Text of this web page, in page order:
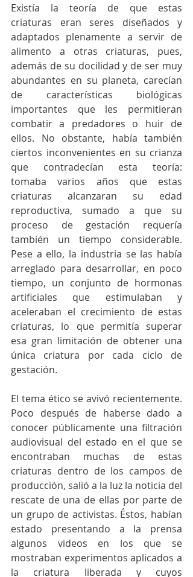
Existía la teoría de que estas
criaturas eran seres diseñados y
adaptados plenamente a servir de
alimento a otras criaturas, pues,
además de su docilidad y de ser muy
abundantes en su planeta, carecían
de características biológicas
importantes que les permitieran
combatir a predadores o huir de
ellos. No obstante, había también
ciertos inconvenientes en su crianza
que contradecían esta teoría:
tomaba varios años que estas
criaturas alcanzaran su edad
reproductiva, sumado a que su
proceso de gestación requería
también un tiempo considerable.
Pese a ello, la industria se las había
arreglado para desarrollar, en poco
tiempo, un conjunto de hormonas
artificiales que estimulaban y
aceleraban el crecimiento de estas
criaturas, lo que permitía superar
esa gran limitación de obtener una
única criatura por cada ciclo de
gestación.
El tema ético se avivó recientemente.
Poco después de haberse dado a
conocer públicamente una filtración
audiovisual del estado en el que se
encontraban muchas de estas
criaturas dentro de los campos de
producción, salió a la luz la noticia del
rescate de una de ellas por parte de
un grupo de activistas. Éstos, habían
estado presentando a la prensa
algunos videos en los que se
mostraban experimentos aplicados a
la criatura liberada y cuyos